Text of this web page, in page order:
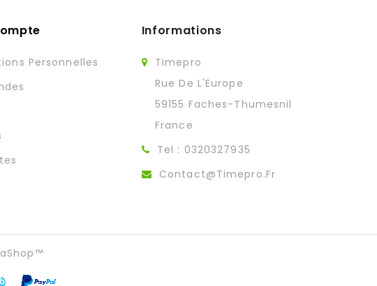
Personnelles
Informations
Timepro
Rue De L'Europe
59155 Faches-Thumesnil
France
Tel : 0320327935
Contact@timepro.fr